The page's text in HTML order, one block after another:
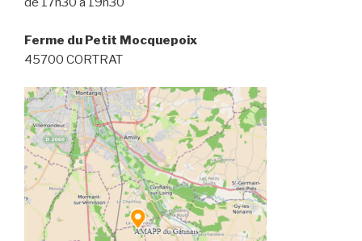
Ferme du Petit Mocquepoix
45700 CORTRAT